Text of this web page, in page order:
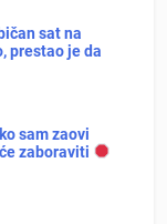
sat na
prestao je da
sam zaovi
zaboraviti